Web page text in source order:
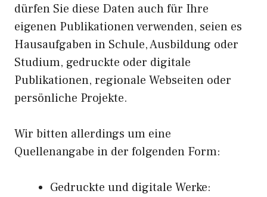
dürfen Sie diese Daten auch für Ihre
eigenen Publikationen verwenden, seien es
Hausaufgaben in Schule, Ausbildung oder
Studium, gedruckte oder digitale
Publikationen, regionale Webseiten oder
persönliche Projekte.
Wir bitten allerdings um eine
Quellenangabe in der folgenden Form:
Gedruckte und digitale Werke: